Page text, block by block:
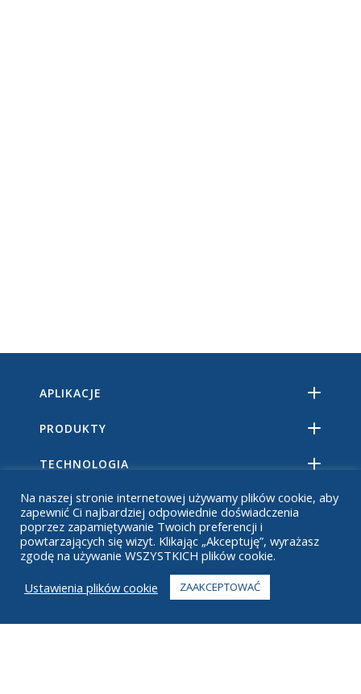
APLIKACJE
PRODUKTY
TECHNOLOGIA
ZASOBY
O
Na naszej stronie internetowej używamy plików cookie, aby
zapewnić Ci najbardziej odpowiednie doświadczenia
poprzez zapamiętywanie Twoich preferencji i
powtarzających się wizyt. Klikając „Akceptuję”, wyrażasz
zgodę na używanie WSZYSTKICH plików cookie.
Ustawienia plików cookie
ZAAKCEPTOWAĆ